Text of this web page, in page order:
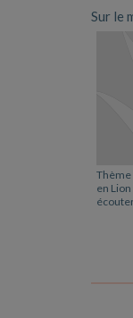
Sur le
Thème
en